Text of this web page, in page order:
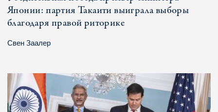
Японии: партия Такаити выиграла выборы
благодаря правой риторике
Свен Заалер